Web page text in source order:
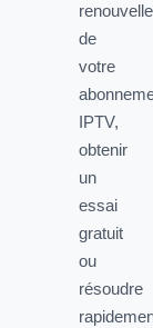
de
votre
IPTV,
obtenir
un
essai
gratuit
ou
résoudre